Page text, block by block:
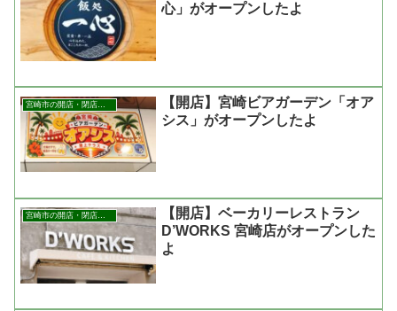
心」がオープンしたよ
【開店】宮崎ビアガーデン「オア
シス」がオープンしたよ
宮崎市の開店・閉店まとめ
【開店】ベーカリーレストラン
D’WORKS 宮崎店がオープンした
よ